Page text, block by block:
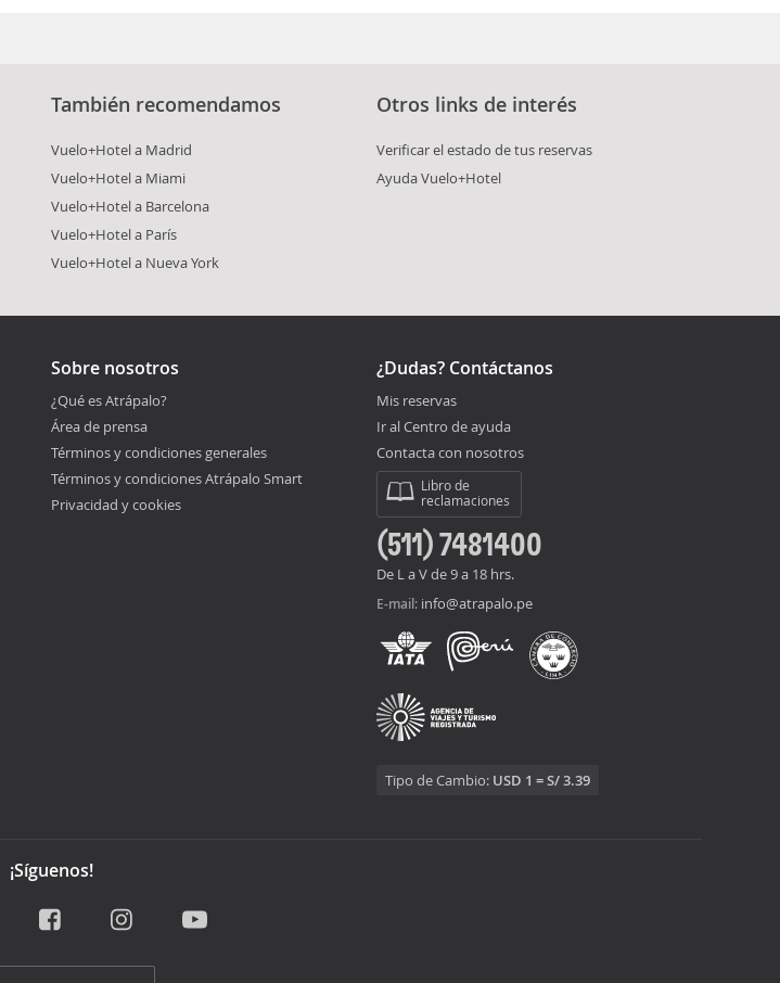
También recomendamos
Vuelo+Hotel a Madrid
Vuelo+Hotel a Miami
Vuelo+Hotel a Barcelona
Vuelo+Hotel a París
Vuelo+Hotel a Nueva York
Otros links de interés
Verificar el estado de tus reservas
Ayuda Vuelo+Hotel
Sobre nosotros
¿Qué es Atrápalo?
Área de prensa
Términos y condiciones generales
Términos y condiciones Atrápalo Smart
Privacidad y cookies
¿Dudas? Contáctanos
Mis reservas
Ir al Centro de ayuda
Contacta con nosotros
Libro de
reclamaciones
(511) 7481400
De L a V de 9 a 18 hrs.
E-mail: info@atrapalo.pe
Tipo de Cambio: USD 1 = S/ 3.39
¡Síguenos!